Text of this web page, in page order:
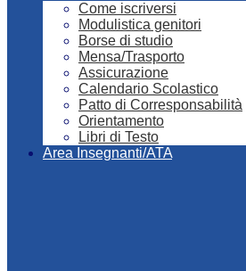
Come iscriversi
Modulistica genitori
Borse di studio
Mensa/Trasporto
Assicurazione
Calendario Scolastico
Patto di Corresponsabilità
Orientamento
Libri di Testo
Area Insegnanti/ATA